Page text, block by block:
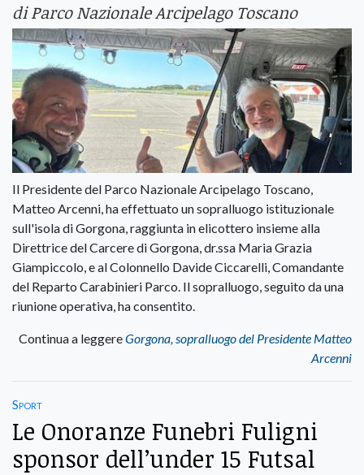
di Parco Nazionale Arcipelago Toscano
Il Presidente del Parco Nazionale Arcipelago Toscano,
Matteo Arcenni, ha effettuato un sopralluogo istituzionale
sull'isola di Gorgona, raggiunta in elicottero insieme alla
Direttrice del Carcere di Gorgona, dr.ssa Maria Grazia
Giampiccolo, e al Colonnello Davide Ciccarelli, Comandante
del Reparto Carabinieri Parco. Il sopralluogo, seguito da una
riunione operativa, ha consentito.
Continua a leggereGorgona, sopralluogo del Presidente Matteo
Arcenni
Sport
Le Onoranze Funebri Fuligni
sponsor dell’under 15 Futsal